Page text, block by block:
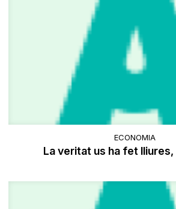
ECONOMIA
La veritat us ha fet lliures,